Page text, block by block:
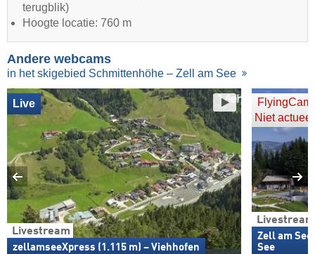
terugblik)
Hoogte locatie: 760 m
Andere webcams
in het skigebied Schmittenhöhe – Zell am See
Livestream
zellamseeXpress (1.115 m) – Viehhofen
Live
FlyingCam
Niet actueel
Livestream
Zell am See
See